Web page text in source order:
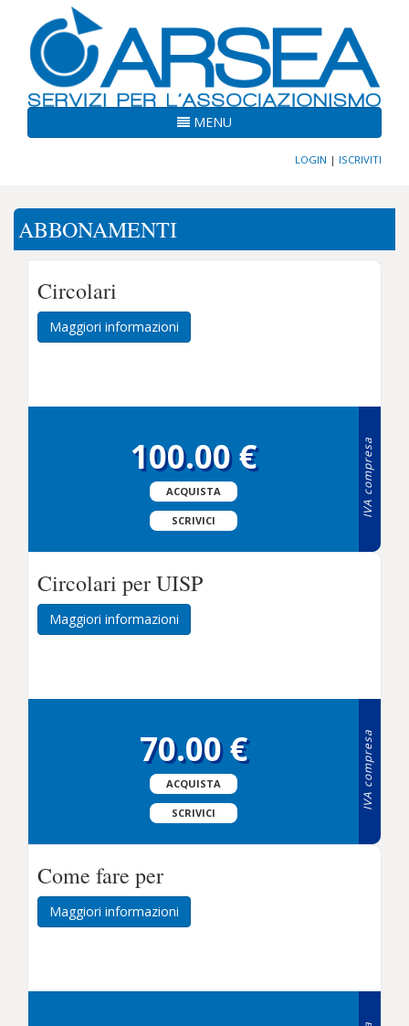
MENU
LOGIN | ISCRIVITI
ABBONAMENTI
Circolari
Maggiori informazioni
100.00 €
ACQUISTA
SCRIVICI
IVA compresa
Circolari per UISP
Maggiori informazioni
70.00 €
ACQUISTA
SCRIVICI
IVA compresa
Come fare per
Maggiori informazioni